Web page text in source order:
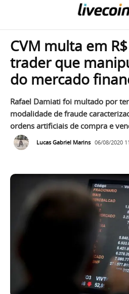
CVM multa em
trader que
do mercado
Rafael Damiati foi multado por
modalidade de fraude
ordens artificiais de compra e
Lucas Gabriel Marins 06/08/2020